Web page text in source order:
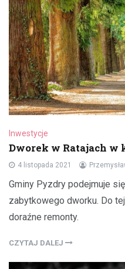
Inwestycje
Dworek w Ratajach w
4 listopada 2021
Gminy Pyzdry podejmuje
zabytkowego dworku. Do
doraźne remonty.
CZYTAJ DALEJ